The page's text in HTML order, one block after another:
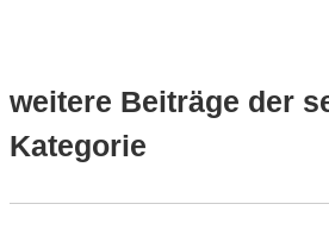
weitere Beiträge der
Kategorie